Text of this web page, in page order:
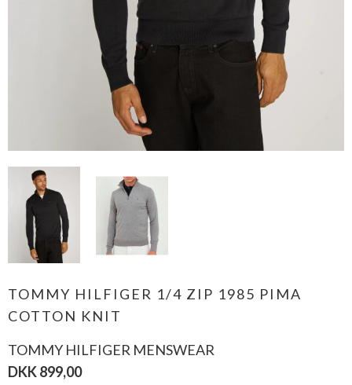
TOMMY HILFIGER 1/4 ZIP 1985 PIMA
COTTON KNIT
TOMMY HILFIGER MENSWEAR
DKK 899,00